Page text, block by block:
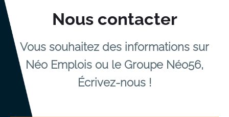
Nous contacter
Vous souhaitez des informations sur
Néo Emplois ou le Groupe Néo56,
Écrivez-nous !